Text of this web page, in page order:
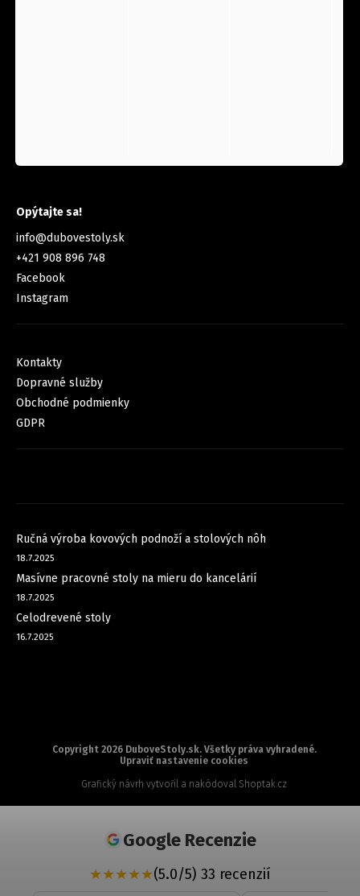
Opýtajte sa!
info@dubovestoly.sk
+421 908 896 748
Facebook
Instagram
Kontakty
Dopravné služby
Obchodné podmienky
GDPR
Ručná výroba kovových podnoží a stolových nôh
18.7.2025
Masívne pracovné stoly na mieru do kancelárií
18.7.2025
Celodrevené stoly
16.7.2025
Copyright 2026 DuboveStoly.sk. Všetky práva vyhradené.
Upraviť nastavenie cookies
Grafický návrh vytvořil a nakódoval Shoptak.cz
Google Recenzie
★★★★★(5.0/5) 33 recenzií